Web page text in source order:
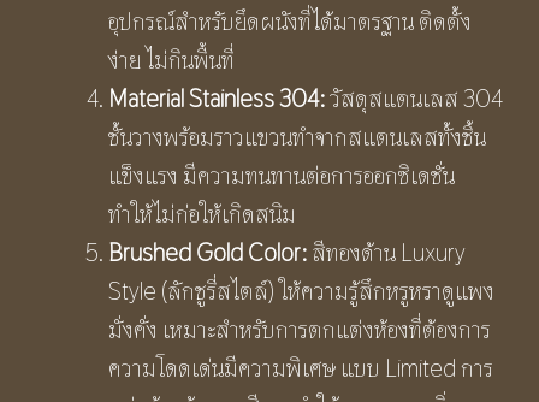
อุปกรณ์สำหรับยึดผนังที่ได้มาตรฐาน ติดตั้ง
ง่าย ไม่กินพื้นที่
Material Stainless304:วัสดุสแตนเลส 304
ชั้นวางพร้อมราวแขวนทำจากสแตนเลสทั้งชิ้น
แข็งแรง มีความทนทานต่อการออกซิเดชั่น
ทำให้ไม่ก่อให้เกิดสนิม
Brushed Gold Color:สีทองด้าน Luxury
Style (ลักชูรี่สไตล์) ให้ความรู้สึกหรูหราดูแพง
มั่งคั่ง เหมาะสำหรับการตกแต่งห้องที่ต้องการ
ความโดดเด่นมีความพิเศษ แบบ Limited การ